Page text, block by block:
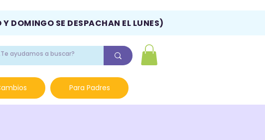
DOMINGO SE DESPACHAN EL LUNES)
Para Padres